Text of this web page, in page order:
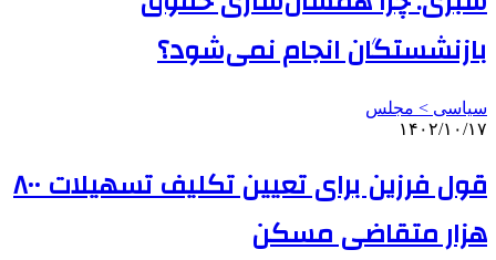
بازنشستگان انجام نمی‌شود؟
سیاسی > مجلس
۱۴۰۲/۱۰/۱۷
قول فرزین برای تعیین تکلیف تسهیلات ۸۰۰
هزار متقاضی مسکن